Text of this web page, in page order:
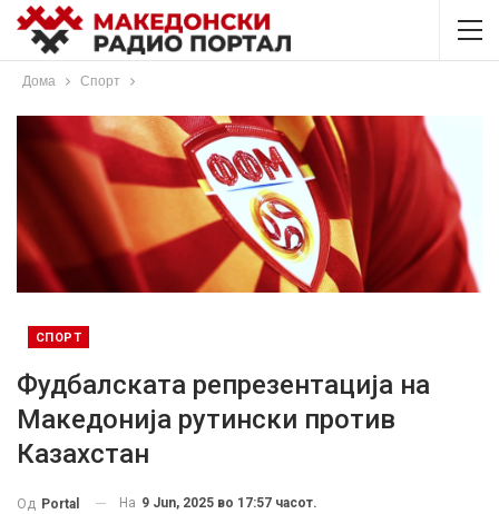
Дома Спорт
СПОРТ
Фудбалската репрезентација на
Македонија рутински против
Казахстан
Од Portal На 9 Jun, 2025 во 17:57 часот.